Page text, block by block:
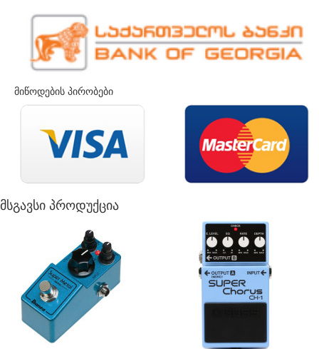
მიწოდების პირობები
მსგავსი პროდუქცია